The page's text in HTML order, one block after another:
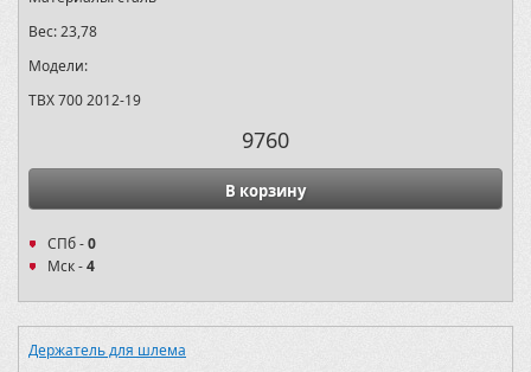
Вес:23,78
Модели:
TBX 700 2012-19
9760
В корзину
СПб -0
Мск -4
Держатель для шлема